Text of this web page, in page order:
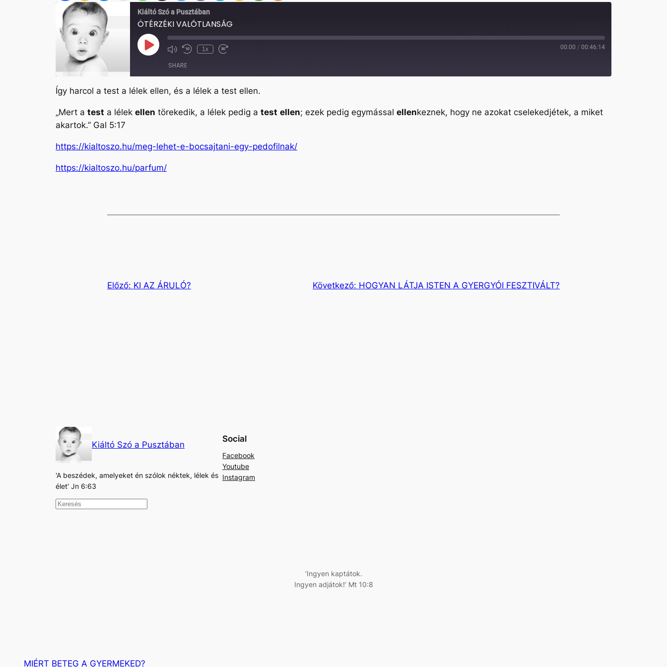
Kiáltó Szó a Pusztában
ÖTÉRZÉKI VALÓTLANSÁG
Play
Episode Mute/Unmute
Rewind
1x
Fast
00:00 / 00:46:14
SHARE
SHARE
LINK
Így harcol a test a lélek ellen, és a lélek a test ellen.
„Mert a test a lélek ellen törekedik, a lélek pedig a test ellen; ezek pedig egymással ellenkeznek, hogy ne azokat cselekedjétek, a miket
akartok.” Gal 5:17
https://kialtoszo.hu/meg-lehet-e-bocsajtani-egy-pedofilnak/
https://kialtoszo.hu/parfum/
Előző: KI AZ ÁRULÓ? Következő: HOGYAN LÁTJA ISTEN A GYERGYÓI FESZTIVÁLT?
Kiáltó Szó a Pusztában
'A beszédek, amelyeket én szólok néktek, lélek és
élet' Jn 6:63
K
Social
Facebook
Youtube
Instagram
‘Ingyen kaptátok.
Ingyen adjátok!’ Mt 10:8
MIÉRT BETEG A GYERMEKED?